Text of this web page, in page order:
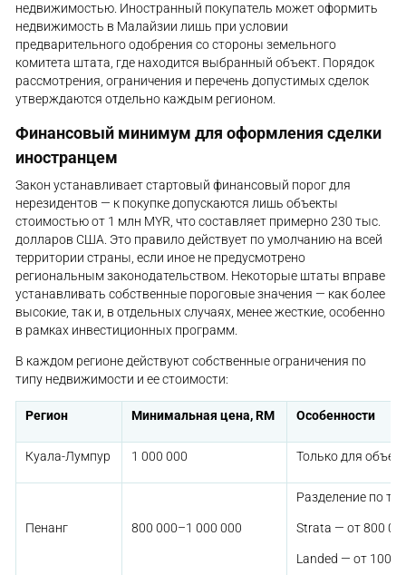
недвижимостью. Иностранный покупатель может оформить
недвижимость в Малайзии лишь при условии
предварительного одобрения со стороны земельного
комитета штата, где находится выбранный объект. Порядок
рассмотрения, ограничения и перечень допустимых сделок
утверждаются отдельно каждым регионом.
Финансовый минимум для оформления сделки
иностранцем
Закон устанавливает стартовый финансовый порог для
нерезидентов — к покупке допускаются лишь объекты
стоимостью от 1 млн MYR, что составляет примерно 230 тыс.
долларов США. Это правило действует по умолчанию на всей
территории страны, если иное не предусмотрено
региональным законодательством. Некоторые штаты вправе
устанавливать собственные пороговые значения — как более
высокие, так и, в отдельных случаях, менее жесткие, особенно
в рамках инвестиционных программ.
В каждом регионе действуют собственные ограничения по
типу недвижимости и ее стоимости:
Регион Минимальная цена, RM Особенности
Куала-Лумпур 1 000 000 Только для
Пенанг 800 000–1 000 000
Разделение по
Strata — от 800
Landed — от 1000